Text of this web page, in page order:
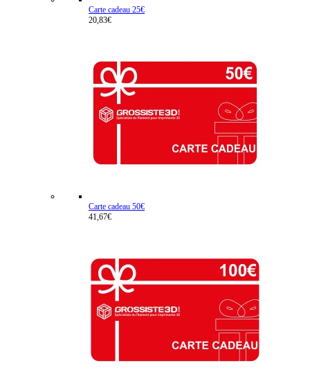
Carte cadeau 25€
20,83€
Carte cadeau 50€
41,67€